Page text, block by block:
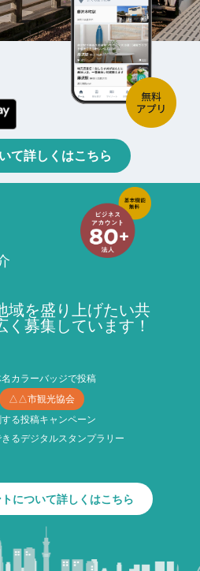
て詳しくはこちら
域を盛り上げたい共
募集しています！
カラーバッジで投稿
△△市観光協会
る投稿キャンペーン
るデジタルスタンプラリー
について詳しくはこちら